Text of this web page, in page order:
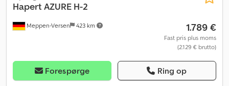
Meppen-Versen 423 km
Hapert AZURE H-2
1.789 €
Fast pris plus moms
(2.129 € brutto)
Forespørge Ring op